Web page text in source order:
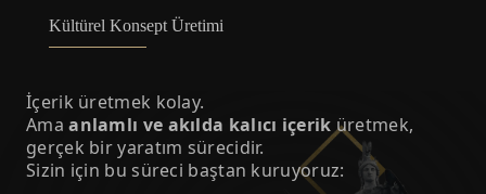
Kültürel Konsept Üretimi
İçerik üretmek kolay.
Amaanlamlı ve akılda kalıcı içerik üretmek,
gerçek bir yaratım sürecidir.
Sizin için bu süreci baştan kuruyoruz: